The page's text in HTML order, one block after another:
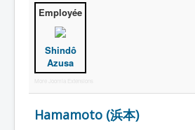
Employée
Shindô
Azusa
More Joomla Extensions
Hamamoto (浜本)